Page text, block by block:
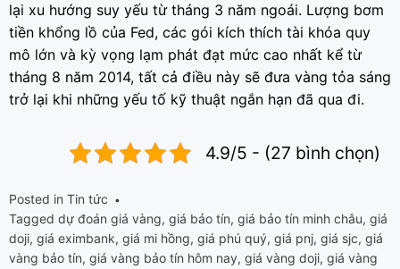
lại xu hướng suy yếu từ tháng 3 năm ngoái. Lượng bơm
tiền khổng lồ của Fed, các gói kích thích tài khóa quy
mô lớn và kỳ vọng lạm phát đạt mức cao nhất kể từ
tháng 8 năm 2014, tất cả điều này sẽ đưa vàng tỏa sáng
trở lại khi những yếu tố kỹ thuật ngắn hạn đã qua đi.
4.9/5 - (27 bình chọn)
Posted in Tin tức
Tagged dự đoán giá vàng, giá bảo tín, giá bảo tín minh châu, giá
doji, giá eximbank, giá mi hồng, giá phú quý, giá pnj, giá sjc, giá
vàng bảo tín, giá vàng bảo tín hôm nay, giá vàng doji, giá vàng